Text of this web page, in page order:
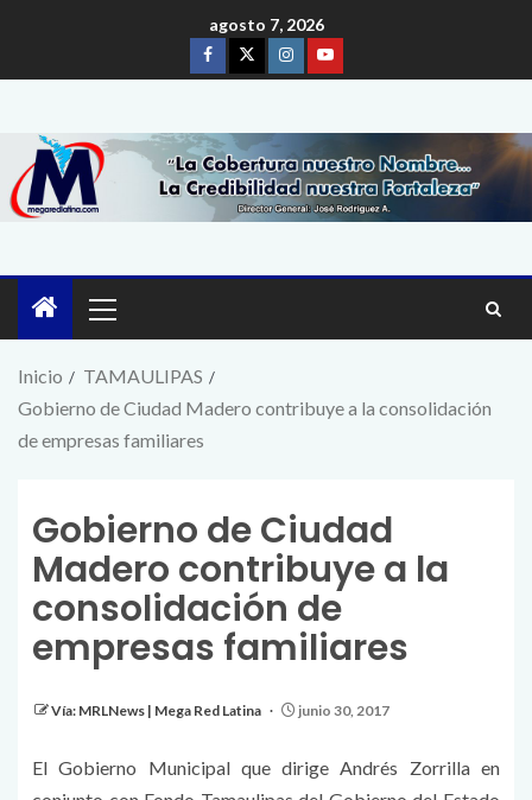
agosto 7, 2026
Inicio
TAMAULIPAS
Gobierno de Ciudad Madero contribuye a la consolidación
de empresas familiares
Gobierno de Ciudad
Madero contribuye a la
consolidación de
empresas familiares
Vía: MRLNews | Mega Red Latina junio 30, 2017
El Gobierno Municipal que dirige Andrés Zorrilla en